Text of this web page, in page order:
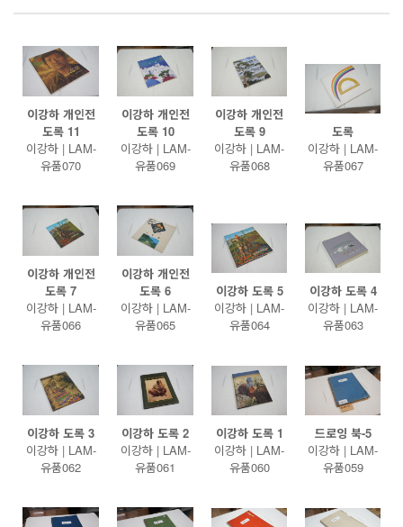
이강하 개인전
도록 11
이강하 | LAM-
유품070
이강하 개인전
도록 10
이강하 | LAM-
유품069
이강하 개인전
도록 9
이강하 | LAM-
유품068
도록
이강하 | LAM-
유품067
이강하 개인전
도록 7
이강하 | LAM-
유품066
이강하 개인전
도록 6
이강하 | LAM-
유품065
이강하 도록 5
이강하 | LAM-
유품064
이강하 도록 4
이강하 | LAM-
유품063
이강하 도록 3
이강하 | LAM-
유품062
이강하 도록 2
이강하 | LAM-
유품061
이강하 도록 1
이강하 | LAM-
유품060
드로잉 북-5
이강하 | LAM-
유품059